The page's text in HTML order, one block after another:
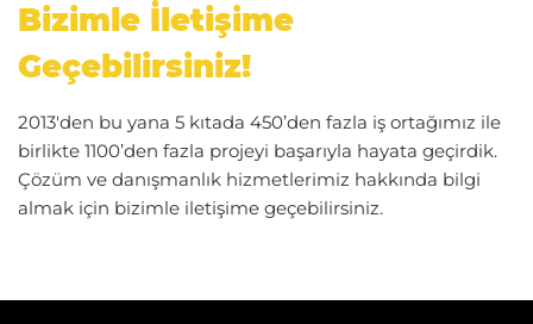
Bizimle İletişime
Geçebilirsiniz!
2013'den bu yana 5 kıtada 450’den fazla iş ortağımız ile
birlikte 1100’den fazla projeyi başarıyla hayata geçirdik.
Çözüm ve danışmanlık hizmetlerimiz hakkında bilgi
almak için bizimle iletişime geçebilirsiniz.